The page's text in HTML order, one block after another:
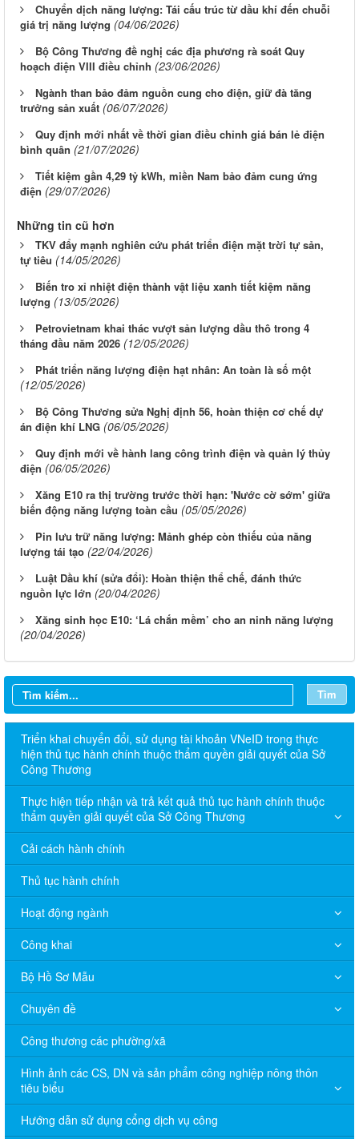
Chuyển dịch năng lượng: Tái cấu trúc từ dầu khí đến chuỗi
giá trị năng lượng (04/06/2026)
Bộ Công Thương đề nghị các địa phương rà soát Quy
hoạch điện VIII điều chỉnh (23/06/2026)
Ngành than bảo đảm nguồn cung cho điện, giữ đà tăng
trưởng sản xuất (06/07/2026)
Quy định mới nhất về thời gian điều chỉnh giá bán lẻ điện
bình quân (21/07/2026)
Tiết kiệm gần 4,29 tỷ kWh, miền Nam bảo đảm cung ứng
điện (29/07/2026)
Những tin cũ hơn
TKV đẩy mạnh nghiên cứu phát triển điện mặt trời tự sản,
tự tiêu (14/05/2026)
Biến tro xỉ nhiệt điện thành vật liệu xanh tiết kiệm năng
lượng (13/05/2026)
Petrovietnam khai thác vượt sản lượng dầu thô trong 4
tháng đầu năm 2026 (12/05/2026)
Phát triển năng lượng điện hạt nhân: An toàn là số một
(12/05/2026)
Bộ Công Thương sửa Nghị định 56, hoàn thiện cơ chế dự
án điện khí LNG (06/05/2026)
Quy định mới về hành lang công trình điện và quản lý thủy
điện (06/05/2026)
Xăng E10 ra thị trường trước thời hạn: 'Nước cờ sớm' giữa
biến động năng lượng toàn cầu (05/05/2026)
Pin lưu trữ năng lượng: Mảnh ghép còn thiếu của năng
lượng tái tạo (22/04/2026)
Luật Dầu khí (sửa đổi): Hoàn thiện thể chế, đánh thức
nguồn lực lớn (20/04/2026)
Xăng sinh học E10: ‘Lá chắn mềm’ cho an ninh năng lượng
(20/04/2026)
Tìm
Triển khai chuyển đổi, sử dụng tài khoản VNeID trong thực
hiện thủ tục hành chính thuộc thẩm quyền giải quyết của Sở
Công Thương
Thực hiện tiếp nhận và trả kết quả thủ tục hành chính thuộc
thẩm quyền giải quyết của Sở Công Thương
Cải cách hành chính
Thủ tục hành chính
Hoạt động ngành
Công khai
Bộ Hồ Sơ Mẫu
Chuyên đề
Công thương các phường/xã
Hình ảnh các CS, DN và sản phẩm công nghiệp nông thôn
tiêu biểu
Hướng dẫn sử dụng cổng dịch vụ công